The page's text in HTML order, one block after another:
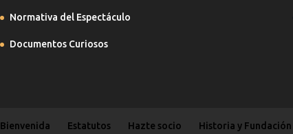
Normativa del Espectáculo
Documentos Curiosos
Bienvenida Estatutos Hazte socio Historia y Fundación